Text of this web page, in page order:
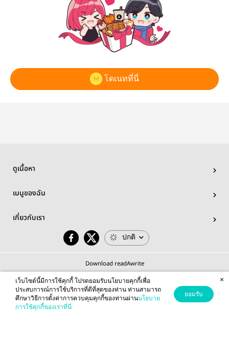
โดเนทที่นี่
ดูเนื้อหา
เมนูของฉัน
เกี่ยวกับเรา
ปกติ
Download readAwrite
© 2026 readAwrite.com by MEB Corporation Public Company Limited
This site is protected by reCAPTCHA and the Google
เว็บไซต์นี้มีการใช้คุกกี้ โปรดยอมรับนโยบายคุกกี้เพื่อ
ประสบการณ์การใช้บริการที่ดีที่สุดของท่าน ท่านสามารถ
ศึกษาวิธีการตั้งค่าการควบคุมคุกกี้ของท่านผ่านนโยบาย
การใช้คุกกี้ของเราที่นี่
ยอมรับ
×